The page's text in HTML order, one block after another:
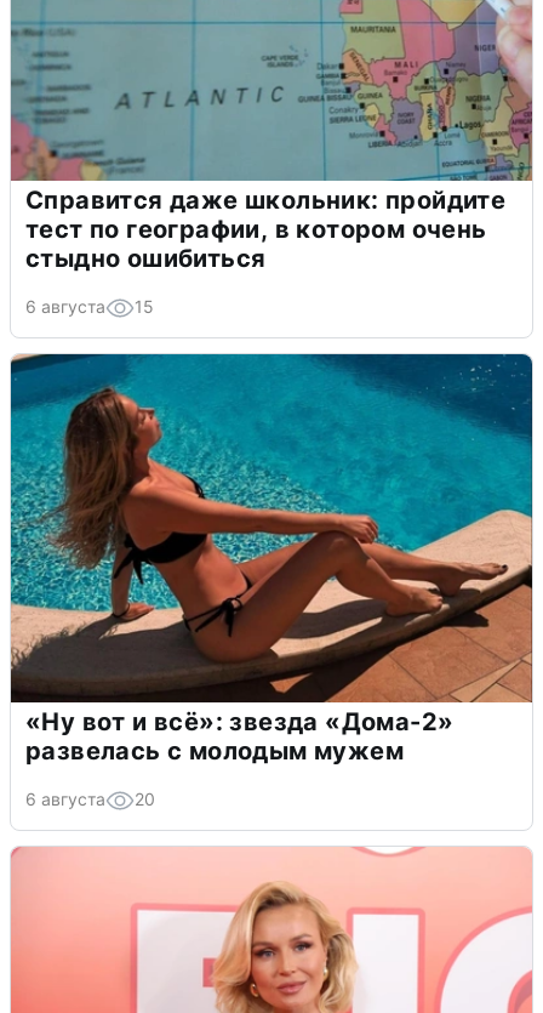
Справится даже школьник: пройдите
тест по географии, в котором очень
стыдно ошибиться
6 августа 15
«Ну вот и всё»: звезда «Дома-2»
развелась с молодым мужем
6 августа 20